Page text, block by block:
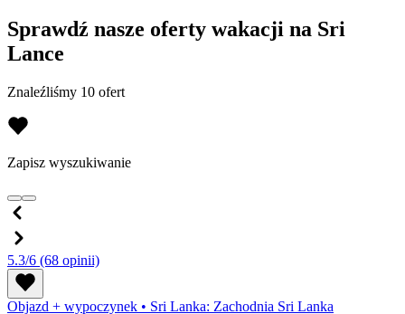
Sprawdź nasze oferty wakacji na Sri
Lance
Znaleźliśmy 10 ofert
Zapisz wyszukiwanie
5.3/6 (68 opinii)
Objazd + wypoczynek • Sri Lanka: Zachodnia Sri Lanka